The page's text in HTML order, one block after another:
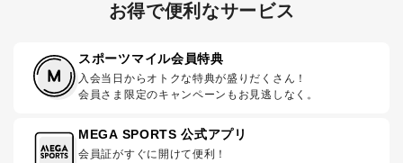
お得で便利なサービス
スポーツマイル会員特典
入会当日からオトクな特典が盛りだくさん！
会員さま限定のキャンペーンもお見逃しなく。
MEGA SPORTS 公式アプリ
会員証がすぐに開けて便利！